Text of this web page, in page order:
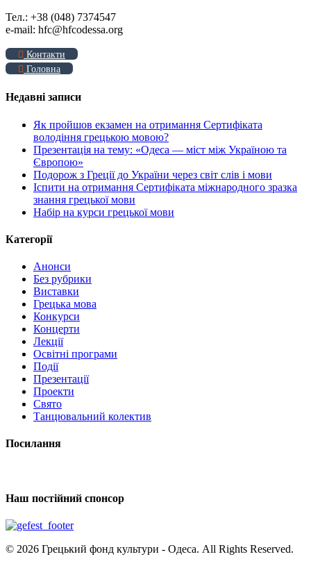
Тел.: +38 (048) 7374547
e-mail: hfc@hfcodessa.org
Контакти
Головна
Недавні записи
Як пройшов екзамен на отримання Сертифіката
володіння грецькою мовою?
Презентація на тему: «Одеса — міст між Україною та
Європою»
Подорож з Греції до України через світ слів і мови
Іспити на отримання Сертифіката міжнародного зразка
знання грецької мови
Набір на курси грецької мови
Категорії
Анонси
Без рубрики
Виставки
Грецька мова
Конкурси
Концерти
Лекції
Освітні програми
Події
Презентації
Проекти
Свято
Танцювальний колектив
Посилання
Наш постійний спонсор
© 2026 Грецький фонд культури - Одеса. All Rights Reserved.